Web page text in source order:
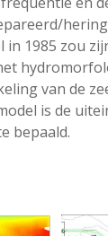
in 1985 zou
van de
is de
bepaald.